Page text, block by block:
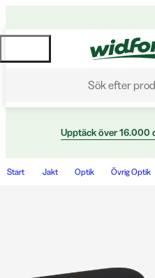
Sök efter
Upptäck över 16.000
Start Jakt Optik Övrig Optik